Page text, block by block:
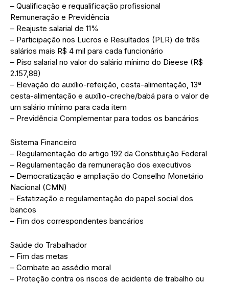
– Qualificação e requalificação profissional
Remuneração e Previdência
– Reajuste salarial de 11%
– Participação nos Lucros e Resultados (PLR) de três
salários mais R$ 4 mil para cada funcionário
– Piso salarial no valor do salário mínimo do Dieese (R$
2.157,88)
– Elevação do auxílio-refeição, cesta-alimentação, 13ª
cesta-alimentação e auxílio-creche/babá para o valor de
um salário mínimo para cada item
– Previdência Complementar para todos os bancários
Sistema Financeiro
– Regulamentação do artigo 192 da Constituição Federal
– Regulamentação da remuneração dos executivos
– Democratização e ampliação do Conselho Monetário
Nacional (CMN)
– Estatização e regulamentação do papel social dos
bancos
– Fim dos correspondentes bancários
Saúde do Trabalhador
– Fim das metas
– Combate ao assédio moral
– Proteção contra os riscos de acidente de trabalho ou